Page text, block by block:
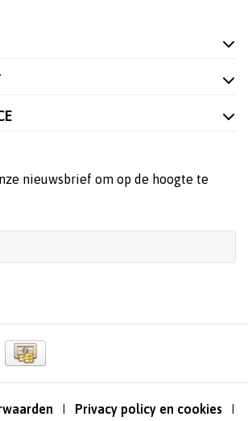
nieuwsbrief om op de hoogte te
Privacy policy en cookies